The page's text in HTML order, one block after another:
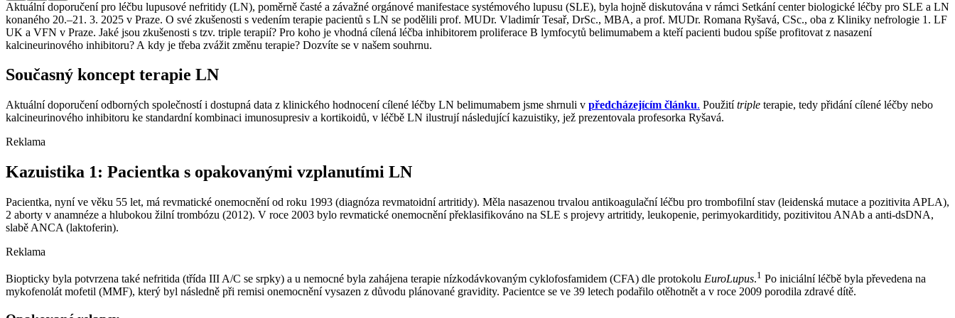
Aktuální doporučení pro léčbu lupusové nefritidy (LN), poměrně časté a závažné orgánové manifestace systémového lupusu (SLE), byla hojně diskutována v rámci Setkání center biologické léčby pro SLE a LN
konaného 20.–21. 3. 2025 v Praze. O své zkušenosti s vedením terapie pacientů s LN se podělili prof. MUDr. Vladimír Tesař, DrSc., MBA, a prof. MUDr. Romana Ryšavá, CSc., oba z Kliniky nefrologie 1. LF
UK a VFN v Praze. Jaké jsou zkušenosti s tzv. triple terapií? Pro koho je vhodná cílená léčba inhibitorem proliferace B lymfocytů belimumabem a kteří pacienti budou spíše profitovat z nasazení
kalcineurinového inhibitoru? A kdy je třeba zvážit změnu terapie? Dozvíte se v našem souhrnu.
Současný koncept terapie LN
Aktuální doporučení odborných společností i dostupná data z klinického hodnocení cílené léčby LN belimumabem jsme shrnuli v předcházejícím článku. Použitítriple terapie, tedy přidání cílené léčby nebo
kalcineurinového inhibitoru ke standardní kombinaci imunosupresiv a kortikoidů, v léčbě LN ilustrují následující kazuistiky, jež prezentovala profesorka Ryšavá.
Reklama
Kazuistika 1: Pacientka s opakovanými vzplanutími LN
Pacientka, nyní ve věku 55 let, má revmatické onemocnění od roku 1993 (diagnóza revmatoidní artritidy). Měla nasazenou trvalou antikoagulační léčbu pro trombofilní stav (leidenská mutace a pozitivita APLA),
2 aborty v anamnéze a hlubokou žilní trombózu (2012). V roce 2003 bylo revmatické onemocnění překlasifikováno na SLE s projevy artritidy, leukopenie, perimyokarditidy, pozitivitou ANAb a anti-dsDNA,
slabě ANCA (laktoferin).
Reklama
Biopticky byla potvrzena také nefritida (třída III A/C se srpky) a u nemocné byla zahájena terapie nízkodávkovaným cyklofosfamidem (CFA) dle protokolu EuroLupus.1 Po iniciální léčbě byla převedena na
mykofenolát mofetil (MMF), který byl následně při remisi onemocnění vysazen z důvodu plánované gravidity. Pacientce se ve 39 letech podařilo otěhotnět a v roce 2009 porodila zdravé dítě.